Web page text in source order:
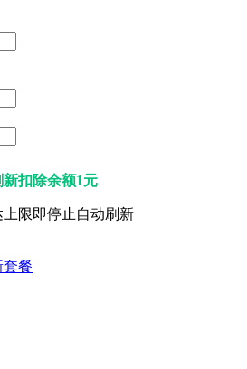
扣除余额1元
限即停止自动刷新
套餐